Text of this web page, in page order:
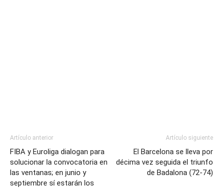
Artículo anterior
FIBA y Euroliga dialogan para
solucionar la convocatoria en
las ventanas; en junio y
septiembre sí estarán los
Artículo siguiente
El Barcelona se lleva por
décima vez seguida el triunfo
de Badalona (72-74)